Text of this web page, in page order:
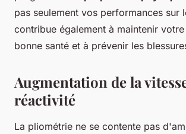
pas seulement vos performances sur
contribue également à maintenir
bonne santé et à prévenir les
Augmentation de la
réactivité
La pliométrie ne se contente pas